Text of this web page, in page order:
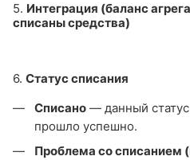
5. Интеграция (баланс
списаны средства)
6. Статус списания
Списано — данный статус
прошло успешно.
Проблема со списанием